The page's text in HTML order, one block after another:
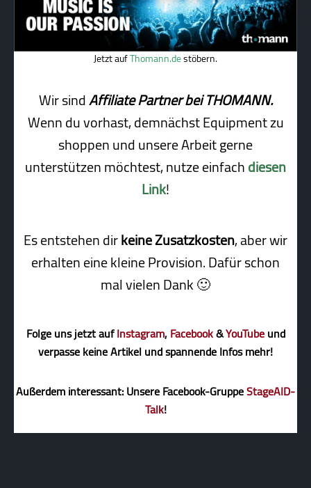
Jetzt aufThomann.destöbern.
Wir sindAffiliate Partner bei THOMANN.
Wenn du vorhast, demnächst Equipment zu
shoppen und unsere Arbeit gerne
unterstützen möchtest, nutze einfachdiesen
Link!
Es entstehen dirkeine Zusatzkosten, aber wir
erhalten eine kleine Pro­vi­sion. Dafür schon
mal vielen Dank 🙂
Folge uns jetzt aufInstagram,Facebook&YouTubeund
verpasse keine Artikel und spannende Infos mehr!
Außerdem interessant: Unsere Facebook-GruppeStageAID-
Talk!